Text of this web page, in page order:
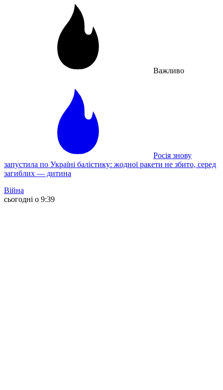
Важливо
Росія знову
запустила по Україні балістику: жодної ракети не збито, серед
загиблих — дитина
Війна
сьогодні о 9:39